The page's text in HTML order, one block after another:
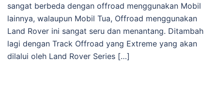
sangat berbeda dengan offroad menggunakan Mobil
lainnya, walaupun Mobil Tua, Offroad menggunakan
Land Rover ini sangat seru dan menantang. Ditambah
lagi dengan Track Offroad yang Extreme yang akan
dilalui oleh Land Rover Series […]